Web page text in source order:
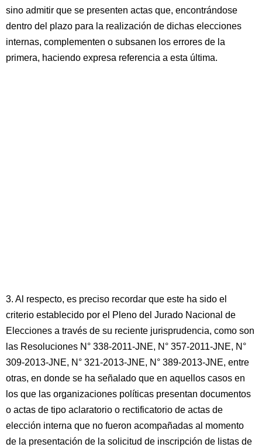
sino admitir que se presenten actas que, encontrándose
dentro del plazo para la realización de dichas elecciones
internas, complementen o subsanen los errores de la
primera, haciendo expresa referencia a esta última.
3. Al respecto, es preciso recordar que este ha sido el
criterio establecido por el Pleno del Jurado Nacional de
Elecciones a través de su reciente jurisprudencia, como son
las Resoluciones N° 338-2011-JNE, N° 357-2011-JNE, N°
309-2013-JNE, N° 321-2013-JNE, N° 389-2013-JNE, entre
otras, en donde se ha señalado que en aquellos casos en
los que las organizaciones políticas presentan documentos
o actas de tipo aclaratorio o rectificatorio de actas de
elección interna que no fueron acompañadas al momento
de la presentación de la solicitud de inscripción de listas de